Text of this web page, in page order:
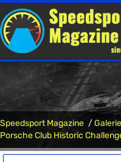
Speedsport Magazine
Porsche Club Historic